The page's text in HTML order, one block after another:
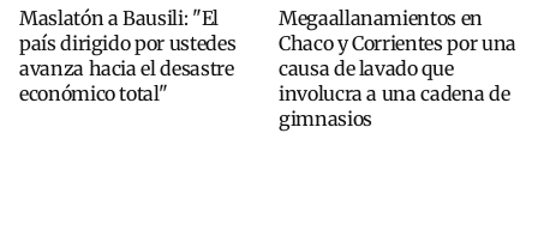
Maslatón a Bausili: "El
país dirigido por ustedes
avanza hacia el desastre
económico total"
Megaallanamientos en
Chaco y Corrientes por una
causa de lavado que
involucra a una cadena de
gimnasios